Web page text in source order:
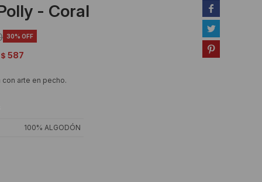
- Coral
30
$ 587
arte en pecho.
100% ALGODÓN


